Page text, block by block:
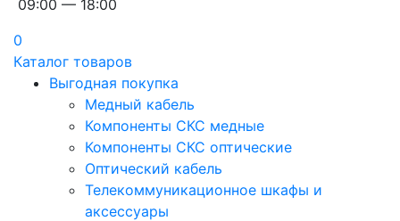
09:00 — 18:00
0
Каталог товаров
Выгодная покупка
Медный кабель
Компоненты СКС медные
Компоненты СКС оптические
Оптический кабель
Телекоммуникационное шкафы и
аксессуары